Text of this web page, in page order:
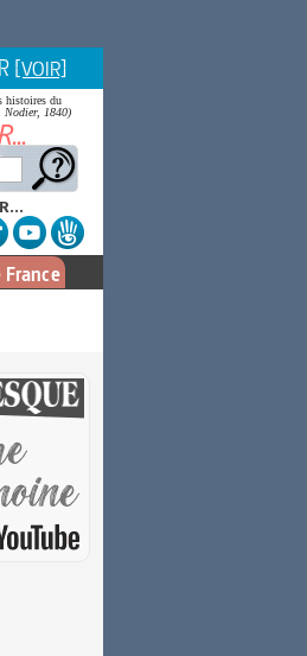
[VOIR]
histoires du
Nodier, 1840)